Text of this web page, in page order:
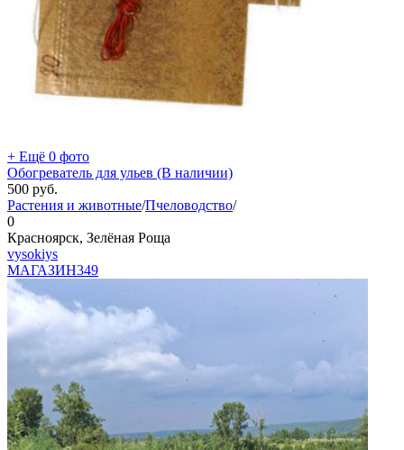
+ Ещё 0 фото
Обогреватель для ульев (В наличии)
500 руб.
Растения и животные/Пчеловодство/
0
Красноярск, Зелёная Роща
vysokiys
МАГАЗИН349